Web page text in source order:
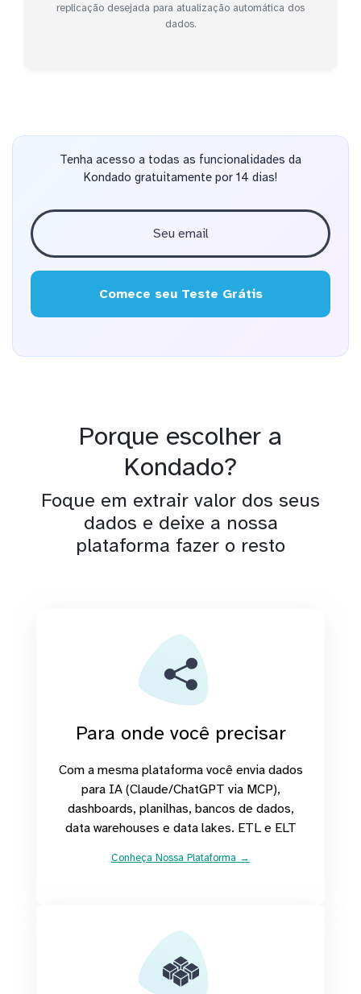
replicação desejada para atualização automática dos
dados.
Tenha acesso a todas as funcionalidades da
Kondado gratuitamente por 14 dias!
Comece seu Teste Grátis
Porque escolher a
Kondado?
Foque em extrair valor dos seus
dados e deixe a nossa
plataforma fazer o resto
Para onde você precisar
Com a mesma plataforma você envia dados
para IA (Claude/ChatGPT via MCP),
dashboards, planilhas, bancos de dados,
data warehouses e data lakes. ETL e ELT
Conheça Nossa Plataforma →